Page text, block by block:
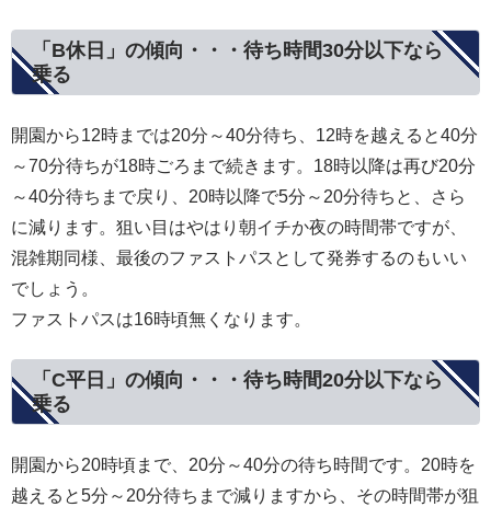
「B休日」の傾向・・・待ち時間30分以下なら
乗る
開園から12時までは20分～40分待ち、12時を越えると40分
～70分待ちが18時ごろまで続きます。18時以降は再び20分
～40分待ちまで戻り、20時以降で5分～20分待ちと、さら
に減ります。狙い目はやはり朝イチか夜の時間帯ですが、
混雑期同様、最後のファストパスとして発券するのもいい
でしょう。
ファストパスは16時頃無くなります。
「C平日」の傾向・・・待ち時間20分以下なら
乗る
開園から20時頃まで、20分～40分の待ち時間です。20時を
越えると5分～20分待ちまで減りますから、その時間帯が狙